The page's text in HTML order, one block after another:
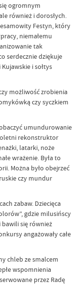
ogromnym
również i dorosłych.
Festyn, który
niemałemu
tak
serdecznie dziękuje
i sołtys
możliwość zrobienia
czy syczkiem
umundurowanie
rekonstruktor
latarki, noże
wrażenie. Była to
Można było obejrzeć
czy mundur
zabaw. Dziecięca
gdzie milusińscy
się również
angażowały całe
chleb ze smalcem
wspomnienia
przez Radę